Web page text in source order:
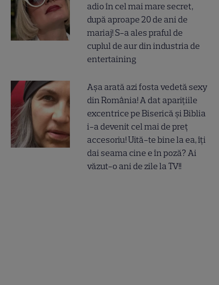
adio în cel mai mare secret,
după aproape 20 de ani de
mariaj! S-a ales praful de
cuplul de aur din industria de
entertaining
Așa arată azi fosta vedetă sexy
din România! A dat aparițiile
excentrice pe Biserică și Biblia
i-a devenit cel mai de preț
accesoriu! Uită-te bine la ea, îți
dai seama cine e în poză? Ai
văzut-o ani de zile la TV!!